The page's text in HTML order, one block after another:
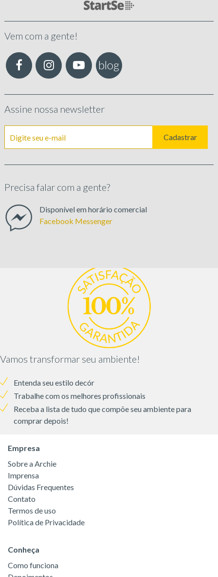
Vem com a gente!
blog
Assine nossa newsletter
Cadastrar
Precisa falar com a gente?
Disponível em horário comercial
Facebook Messenger
Empresa
Sobre a Archie
Imprensa
Dúvidas Frequentes
Contato
Termos de uso
Política de Privacidade
Conheça
Como funciona
Vamos transformar seu ambiente!
Entenda seu estilo decór
Trabalhe com os melhores profissionais
Receba a lista de tudo que compõe seu ambiente para
comprar depois!